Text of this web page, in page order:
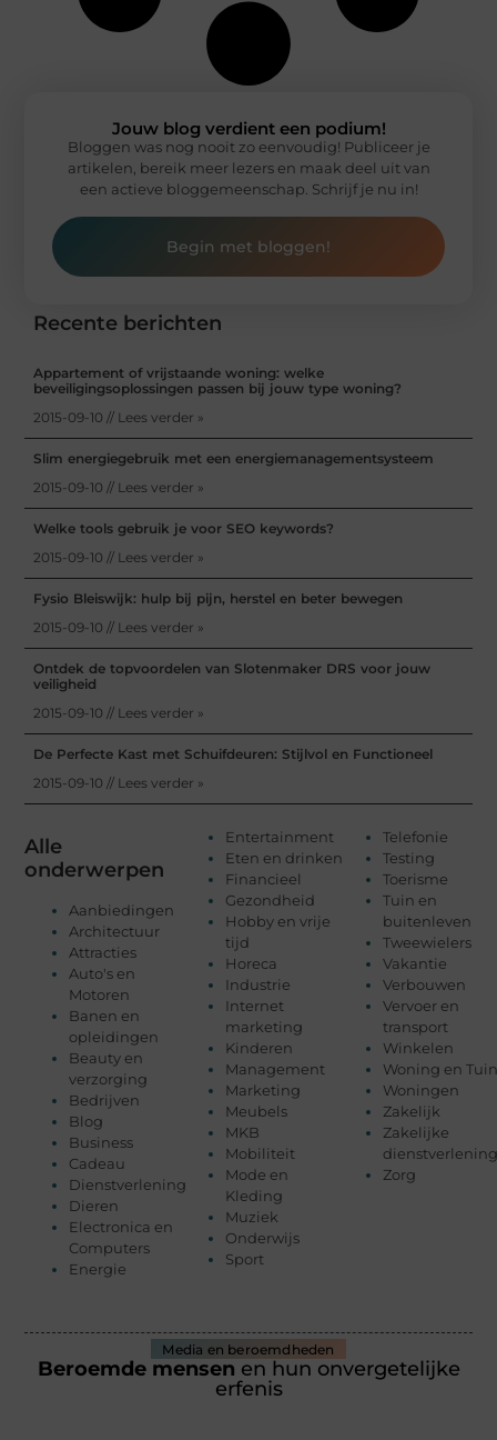
Alle
onderwerpen
Aanbiedingen
Architectuur
Attracties
Auto's en
Motoren
Banen en
opleidingen
Beauty en
verzorging
Bedrijven
Blog
Business
Cadeau
Dienstverlening
Dieren
Electronica en
Computers
Energie
Entertainment
Eten en drinken
Financieel
Gezondheid
Hobby en vrije
tijd
Horeca
Industrie
Internet
marketing
Kinderen
Management
Marketing
Meubels
MKB
Mobiliteit
Mode en
Kleding
Muziek
Onderwijs
Sport
Telefonie
Testing
Toerisme
Tuin en
buitenleven
Tweewielers
Vakantie
Verbouwen
Vervoer en
transport
Winkelen
Woning en Tuin
Woningen
Zakelijk
Zakelijke
dienstverlening
Zorg
Recente berichten
Appartement of vrijstaande woning: welke
beveiligingsoplossingen passen bij jouw type woning?
2015-09-10 // Lees verder »
Slim energiegebruik met een energiemanagementsysteem
2015-09-10 // Lees verder »
Welke tools gebruik je voor SEO keywords?
2015-09-10 // Lees verder »
Fysio Bleiswijk: hulp bij pijn, herstel en beter bewegen
2015-09-10 // Lees verder »
Ontdek de topvoordelen van Slotenmaker DRS voor jouw
veiligheid
2015-09-10 // Lees verder »
De Perfecte Kast met Schuifdeuren: Stijlvol en Functioneel
2015-09-10 // Lees verder »
Jouw blog verdient een podium!
Bloggen was nog nooit zo eenvoudig! Publiceer je
artikelen, bereik meer lezers en maak deel uit van
een actieve bloggemeenschap. Schrijf je nu in!
Begin met bloggen!
Media en beroemdheden
Beroemde mensen en hun onvergetelijke
erfenis